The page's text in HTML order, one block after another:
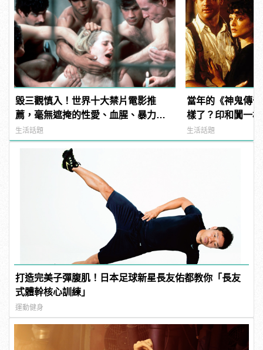
毀三觀慎入！世界十大禁片電影推
薦，毫無遮掩的性愛、血腥、暴力、
噁心到極致！
生活話題
當年的《神鬼傳
樣了？印和闐一
發福！
生活話題
打造完美子彈腹肌！日本足球新星長友佑都教你「長友
式體幹核心訓練」
運動健身